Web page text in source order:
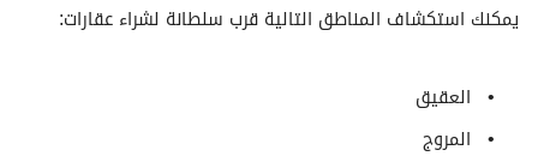
يمكنك استكشاف المناطق التالية قرب سلطانة لشراء عقارات:
العقيق
المروج